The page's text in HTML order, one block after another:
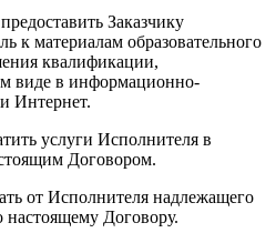
Заказчику
к материалам образовательного
квалификации,
виде в информационно-
Интернет.
услуги Исполнителя в
Договором.
от Исполнителя надлежащего
настоящему Договору.